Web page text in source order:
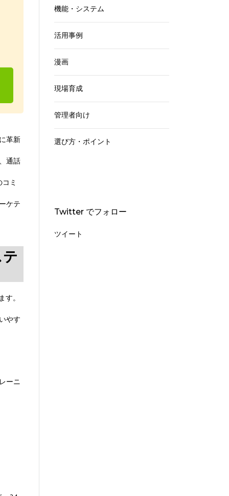
革新
通話
ミ
ケテ
。
やす
ーニ
機能・システム
活用事例
漫画
現場育成
管理者向け
選び方・ポイント
Twitter でフォロー
ツイート